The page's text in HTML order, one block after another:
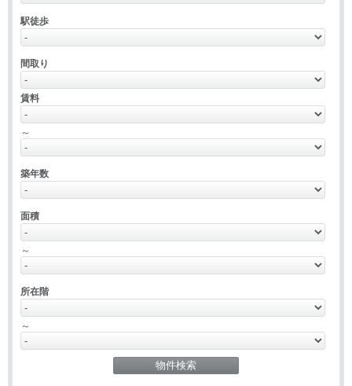
駅徒歩
間取り
賃料
～
築年数
面積
～
所在階
～